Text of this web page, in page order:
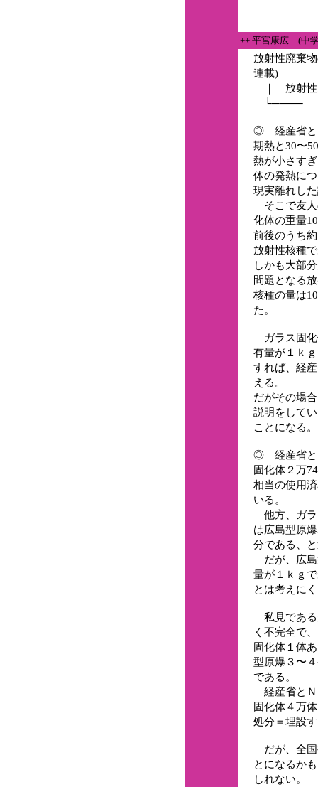
++ 平宮康広 (中
放射性廃棄
連載)
｜ 放射性
└──── （
◎ 経産省と
期熱と30〜
熱が小さす
体の発熱に
現実離れし
そこで友人
化体の重量
前後のうち
放射性核種
しかも大部
問題となる
核種の量は
た。
ガラス固化
有量が１ｋ
すれば、経
える。
だがその場
説明をして
ことになる。
◎ 経産省と
固化体２万
相当の使用
いる。
他方、ガラ
は広島型原
分である、
だが、広島
量が１ｋｇ
とは考えに
私見である
く不完全で
固化体１体
型原爆３〜
である。
経産省とＮ
固化体４万
処分＝埋設
だが、全国
とになるかも
しれない。